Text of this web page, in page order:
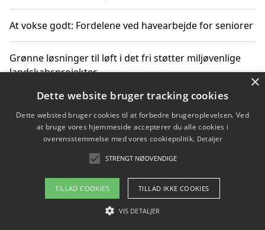
At vokse godt: Fordelene ved havearbejde for seniorer
Grønne løsninger til løft i det fri støtter miljøvenlige
landskabsprojekter
Gør haven til et frirum for familien og naturen
Copyright 2026 - Pilanto Aps
Om / kontakt
Blog Betingelser
×
Dette website bruger tracking cookies
Dette websted bruger cookies til at forbedre brugeroplevelsen. Ved
at bruge vores hjemmeside accepterer du alle cookies i
overensstemmelse med vores cookiepolitik. Detaljer
STRENGT NØDVENDIGE
TILLAD COOKIES TILLAD IKKE COOKIES
VIS DETALJER